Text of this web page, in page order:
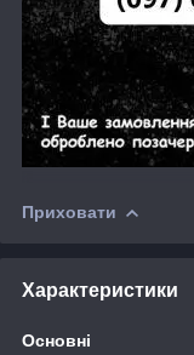
Приховати
Характеристики
Основні